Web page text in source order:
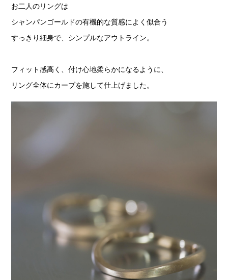
お二人のリングは
シャンパンゴールドの有機的な質感によく似合う
すっきり細身で、シンプルなアウトライン。
フィット感高く、付け心地柔らかになるように、
リング全体にカーブを施して仕上げました。